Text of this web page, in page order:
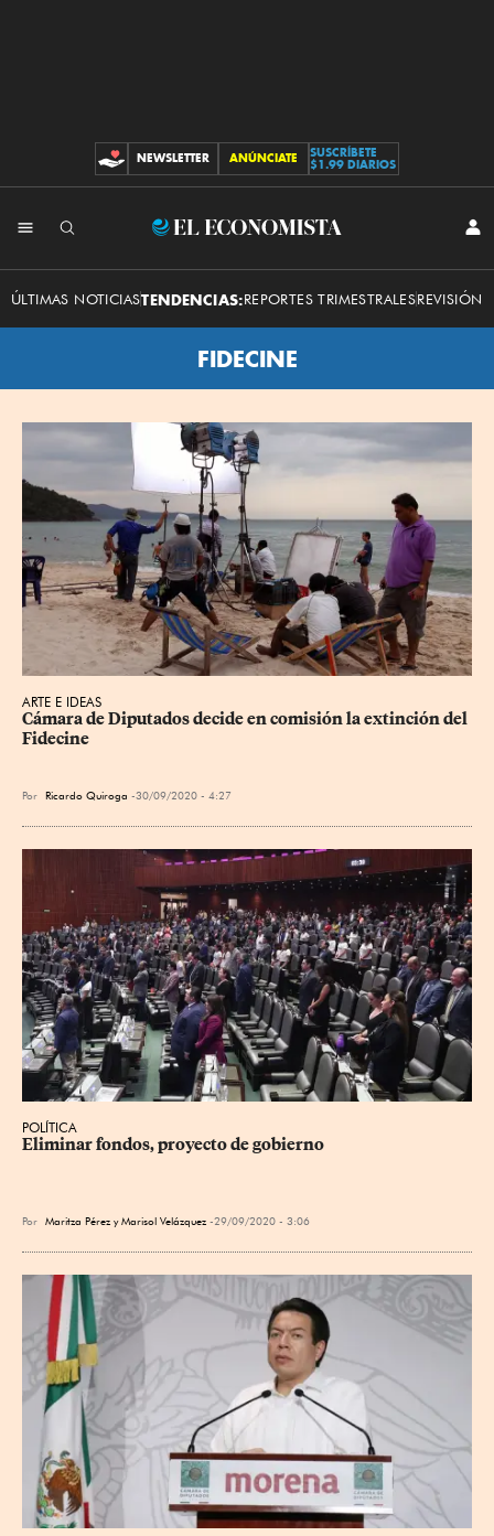
CONTRIBUCIONES
NEWSLETTER ANÚNCIATE
SUSCRÍBETE
$1.99 DIARIOS
El
Economista
ÚLTIMAS NOTICIASTENDENCIAS:REPORTES TRIMESTRALESREVISIÓN
FIDECINE
ARTE E IDEAS
Cámara de Diputados decide en comisión la extinción del
Fidecine
Por Ricardo Quiroga 30/09/2020 - 4:27
POLÍTICA
Eliminar fondos, proyecto de gobierno
Por Maritza Pérez y Marisol Velázquez 29/09/2020 - 3:06